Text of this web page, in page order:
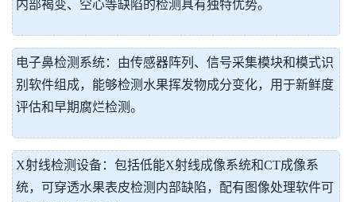
内部褐变、空心等缺陷的检测具有独特优势。
电子鼻检测系统：由传感器阵列、信号采集模块和模式识
别软件组成，能够检测水果挥发物成分变化，用于新鲜度
评估和早期腐烂检测。
X射线检测设备：包括低能X射线成像系统和CT成像系
统，可穿透水果表皮检测内部缺陷，配有图像处理软件可